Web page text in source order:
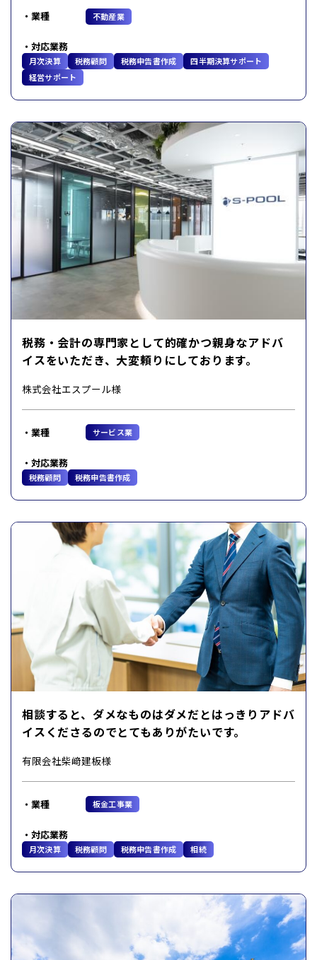
業種 不動産業
対応業務
月次決算 税務顧問 税務申告書作成
四半期決算サポート
経営サポート
税務・会計の専門家として的確かつ親身なアドバ
イスをいただき、大変頼りにしております。
株式会社エスプール様
業種 サービス業
対応業務
税務顧問 税務申告書作成
相談すると、ダメなものはダメだとはっきりアドバ
イスくださるのでとてもありがたいです。
有限会社柴﨑建板様
業種 板金工事業
対応業務
月次決算 税務顧問 税務申告書作成 相続